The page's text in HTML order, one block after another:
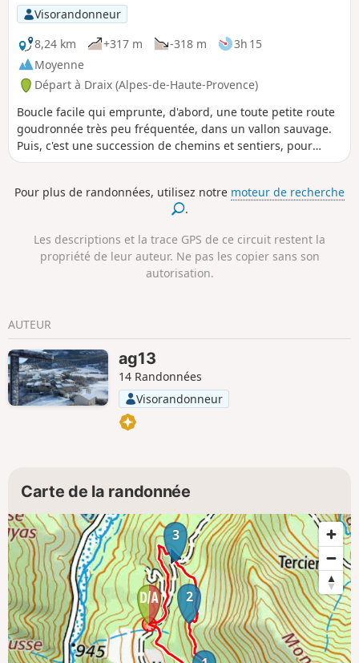
Visorandonneur
8,24 km
+317 m -318 m
3h 15
Moyenne
Départ à Draix (Alpes-de-Haute-Provence)
Boucle facile qui emprunte, d'abord, une toute petite route
goudronnée très peu fréquentée, dans un vallon sauvage.
Puis, c'est une succession de chemins et sentiers, pour
terminer par un petit tronçon sur une toute petite route.
grandiose sur des sommets.
Pour plus de randonnées, utilisez notre moteur de recherche
.
Les descriptions et la trace GPS de ce circuit restent la
propriété de leur auteur. Ne pas les copier sans son
autorisation.
AUTEUR
ag13
14 Randonnées
Visorandonneur
Carte de la randonnée
2
3